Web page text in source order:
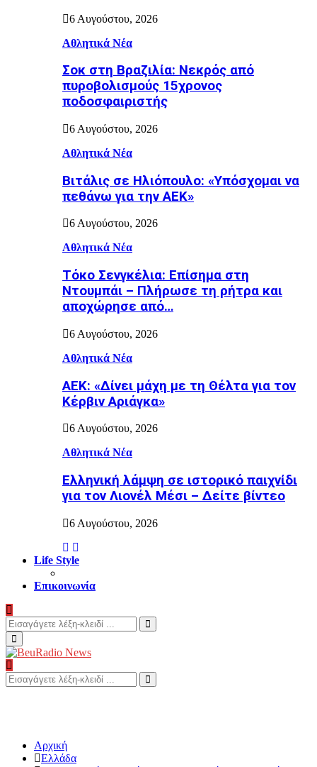
6 Αυγούστου, 2026
Αθλητικά Νέα
Σοκ στη Βραζιλία: Νεκρός από
πυροβολισμούς 15χρονος
ποδοσφαιριστής
6 Αυγούστου, 2026
Αθλητικά Νέα
Βιτάλις σε Ηλιόπουλο: «Υπόσχομαι να
πεθάνω για την ΑΕΚ»
6 Αυγούστου, 2026
Αθλητικά Νέα
Τόκο Σενγκέλια: Επίσημα στη
Ντουμπάι – Πλήρωσε τη ρήτρα και
αποχώρησε από…
6 Αυγούστου, 2026
Αθλητικά Νέα
AEK: «Δίνει μάχη με τη Θέλτα για τον
Κέρβιν Αριάγκα»
6 Αυγούστου, 2026
Αθλητικά Νέα
Ελληνική λάμψη σε ιστορικό παιχνίδι
για τον Λιονέλ Μέσι – Δείτε βίντεο
6 Αυγούστου, 2026
Life Style
Επικοινωνία
Search
for:
Search
Primary
Menu
Search
for:
Search
Αρχική
Ελλάδα